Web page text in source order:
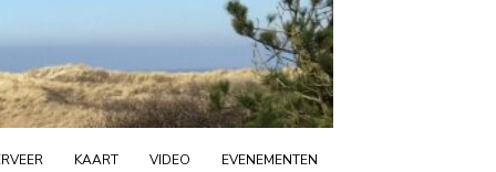
KAART VIDEO EVENEMENTEN